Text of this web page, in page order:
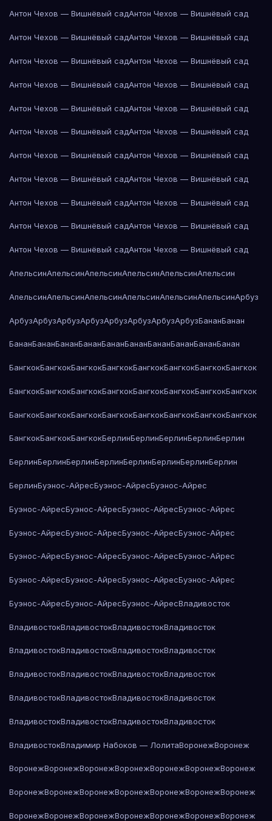
Антон Чехов — Вишнёвый садАнтон Чехов — Вишнёвый сад
Антон Чехов — Вишнёвый садАнтон Чехов — Вишнёвый сад
Антон Чехов — Вишнёвый садАнтон Чехов — Вишнёвый сад
Антон Чехов — Вишнёвый садАнтон Чехов — Вишнёвый сад
Антон Чехов — Вишнёвый садАнтон Чехов — Вишнёвый сад
Антон Чехов — Вишнёвый садАнтон Чехов — Вишнёвый сад
Антон Чехов — Вишнёвый садАнтон Чехов — Вишнёвый сад
Антон Чехов — Вишнёвый садАнтон Чехов — Вишнёвый сад
Антон Чехов — Вишнёвый садАнтон Чехов — Вишнёвый сад
Антон Чехов — Вишнёвый садАнтон Чехов — Вишнёвый сад
Антон Чехов — Вишнёвый садАнтон Чехов — Вишнёвый сад
АпельсинАпельсинАпельсинАпельсинАпельсинАпельсин
АпельсинАпельсинАпельсинАпельсинАпельсинАпельсинАрбуз
АрбузАрбузАрбузАрбузАрбузАрбузАрбузАрбузБананБанан
БананБананБананБананБананБананБананБананБананБанан
БангкокБангкокБангкокБангкокБангкокБангкокБангкокБангкок
БангкокБангкокБангкокБангкокБангкокБангкокБангкокБангкок
БангкокБангкокБангкокБангкокБангкокБангкокБангкокБангкок
БангкокБангкокБангкокБерлинБерлинБерлинБерлинБерлин
БерлинБерлинБерлинБерлинБерлинБерлинБерлинБерлин
БерлинБуэнос-АйресБуэнос-АйресБуэнос-Айрес
Буэнос-АйресБуэнос-АйресБуэнос-АйресБуэнос-Айрес
Буэнос-АйресБуэнос-АйресБуэнос-АйресБуэнос-Айрес
Буэнос-АйресБуэнос-АйресБуэнос-АйресБуэнос-Айрес
Буэнос-АйресБуэнос-АйресБуэнос-АйресБуэнос-Айрес
Буэнос-АйресБуэнос-АйресБуэнос-АйресВладивосток
ВладивостокВладивостокВладивостокВладивосток
ВладивостокВладивостокВладивостокВладивосток
ВладивостокВладивостокВладивостокВладивосток
ВладивостокВладивостокВладивостокВладивосток
ВладивостокВладивостокВладивостокВладивосток
ВладивостокВладимир Набоков — ЛолитаВоронежВоронеж
ВоронежВоронежВоронежВоронежВоронежВоронежВоронеж
ВоронежВоронежВоронежВоронежВоронежВоронежВоронеж
ВоронежВоронежВоронежВоронежВоронежВоронежВоронеж